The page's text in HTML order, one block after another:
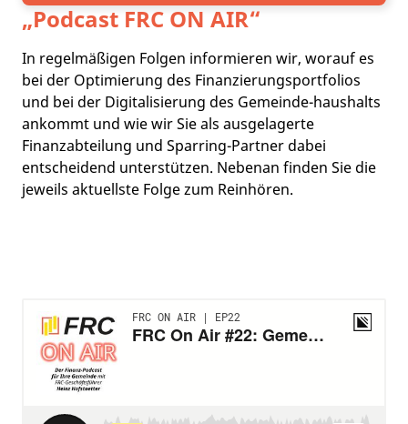
„Podcast FRC ON AIR“
In regelmäßigen Folgen informieren wir, worauf es
bei der Optimierung des Finanzierungsportfolios
und bei der Digitalisierung des Gemeinde-haushalts
ankommt und wie wir Sie als ausgelagerte
Finanzabteilung und Sparring-Partner dabei
entscheidend unterstützen. Nebenan finden Sie die
jeweils aktuellste Folge zum Reinhören.